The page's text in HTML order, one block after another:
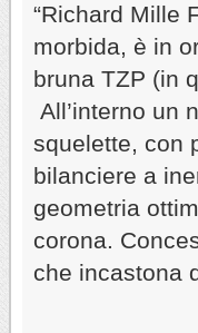
“Richard Mille
morbida, è in
bruna TZP (in
All’interno un
squelette, con
bilanciere a
geometria
corona.
che incastona